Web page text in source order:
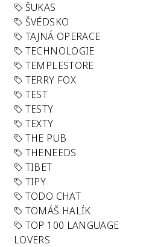
ŠUKAS
ŠVÉDSKO
TAJNÁ OPERACE
TECHNOLOGIE
TEMPLESTORE
TERRY FOX
TEST
TESTY
TEXTY
THE PUB
THENEEDS
TIBET
TIPY
TODO CHAT
TOMÁŠ HALÍK
TOP 100 LANGUAGE
LOVERS